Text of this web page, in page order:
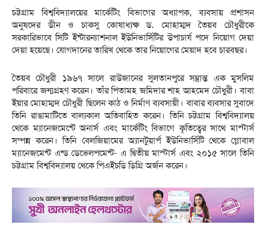
চট্টগ্রাম বিশ্ববিদ্যালয়ের মার্কেটিং বিভাগের অধ্যাপক, ব্যবসায় প্রশাসন
অনুষদের ডীন ও চাকসু কোষাধ্যক্ষ ড. মোহাম্মদ তৈয়ব চৌধুরীকে
সরকারিভাবে সিটি ইন্টারন্যাশনাল ইউনিভার্সিটির উপাচার্য পদে নিয়োগ দেয়া
দেয়া হয়েছে। যোগদানের তারিখ থেকে তার নিয়োগের মেয়াদ হবে চারবছর।
তৈয়ব চৌধুরী ১৯৬৭ সালে রাউজানের সুলতানপুরে সম্ভ্রান্ত এক মুসলিম
পরিবারে জন্মগ্রহণ করেন। তাঁর পিতামহ জমিদার শাহ আহমেদ চৌধুরী। বাবা
ইয়ার মোহাম্মদ চৌধুরী ছিলেন কাঠ ও নির্মাণ ব্যবসায়ী। বাবার ব্যবসার সুবাদে
তিনি রাঙামাটিতে বাল্যকাল অতিবাহিত করেন। তিনি চট্টগ্রাম বিশ্ববিদ্যালয়
থেকে ম্যানেজমেন্টে অনার্স এবং মার্কেটিং বিভাগে কৃতিত্বের সাথে মাস্টার্স
সম্পন্ন করেন। তিনি বেলজিয়ামের অ্যানটুয়ার্প ইউনিভার্সিটি থেকে গ্লোবাল
ম্যানেজমেন্ট এন্ড ডেভেলপমেন্ট- এ দ্বিতীয় মাস্টার্স এবং ২০১৫ সালে তিনি
চট্টগ্রাম বিশ্ববিদ্যালয় থেকে পিএইচডি ডিগ্রি অর্জন করেন।